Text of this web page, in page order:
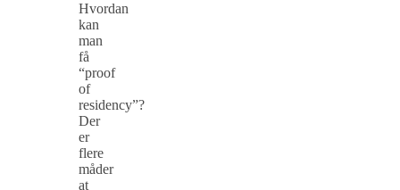
Hvordan
kan
man
få
“proof
of
residency”?
Der
er
flere
måder
at